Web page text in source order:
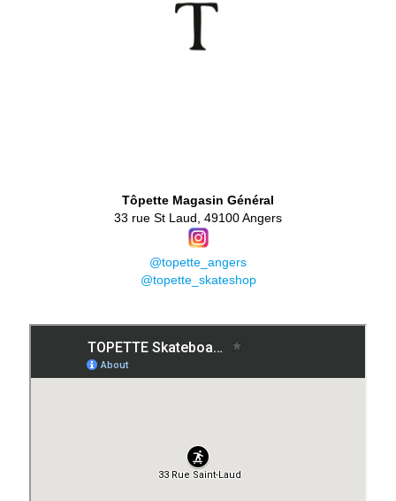
Tôpette Magasin Général
33 rue St Laud, 49100 Angers
@topette_angers
@topette_skateshop